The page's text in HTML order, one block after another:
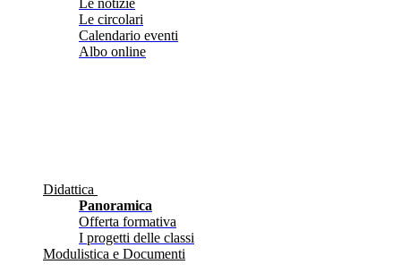
Le notizie
Le circolari
Calendario eventi
Albo online
Didattica
Panoramica
Offerta formativa
I progetti delle classi
Modulistica e Documenti